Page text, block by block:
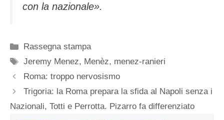
con la nazionale».
Categorie
Rassegna stampa
Tag
Jeremy Menez, Menèz, menez-ranieri
Roma: troppo nervosismo
Trigoria: la Roma prepara la sfida al Napoli senza i
Nazionali, Totti e Perrotta. Pizarro fa differenziato